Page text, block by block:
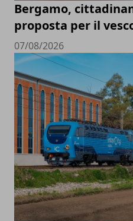
Bergamo,
proposta per il
07/08/2026